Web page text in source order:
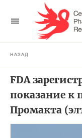
НАЗАД
FDA
показание к
Промакта